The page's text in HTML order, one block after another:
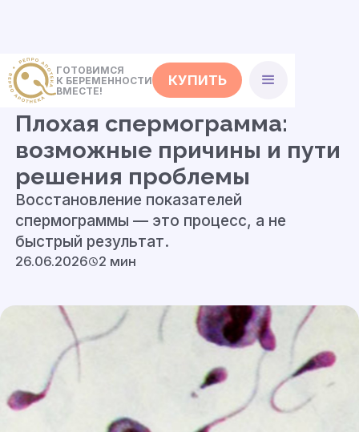
ГОТОВИМСЯ
К БЕРЕМЕННОСТИ
ВМЕСТЕ!
КУПИТЬ
<- Статьи
Плохая спермограмма:
возможные причины и пути
решения проблемы
Восстановление показателей
спермограммы — это процесс, а не
быстрый результат.
26.06.2026 2 мин